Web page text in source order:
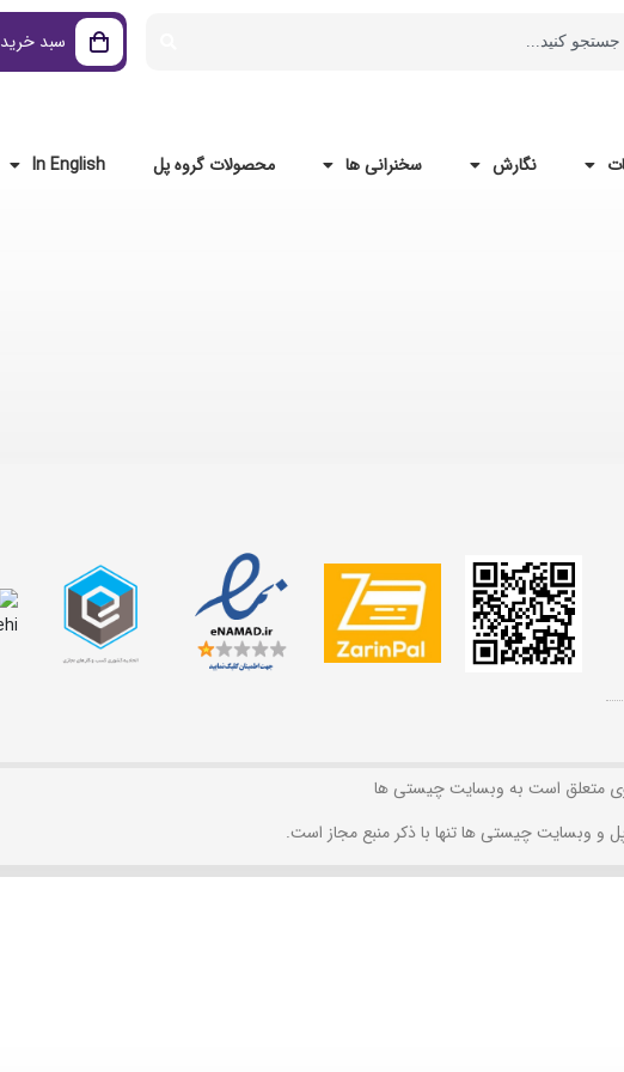
سبد خرید
نگارش سخنرانی ها محصولات گروه پل In English
متعلق است به وبسایت چیستی ها
و وبسایت چیستی ها تنها با ذکر منبع مجاز است.